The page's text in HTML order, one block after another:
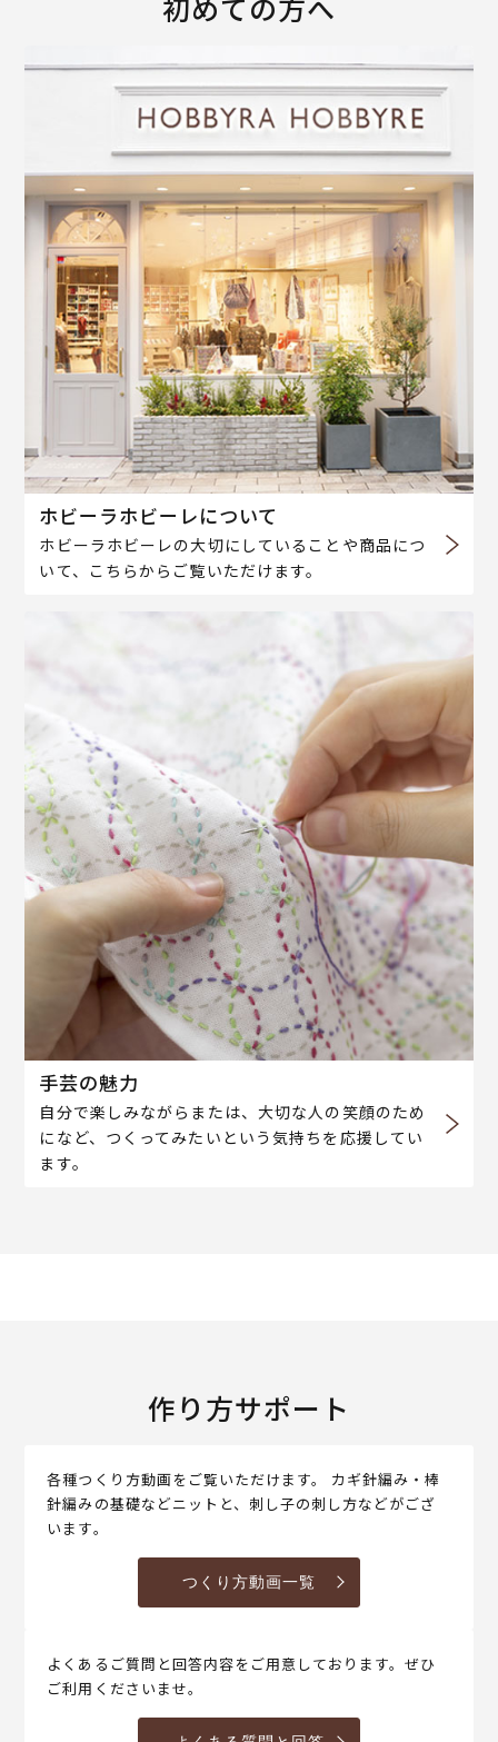
初めての方へ
ホビーラホビーレについて
ホビーラホビーレの大切にしていることや商品につ
いて、こちらからご覧いただけます。
手芸の魅力
自分で楽しみながらまたは、大切な人の笑顔のため
になど、つくってみたいという気持ちを応援してい
ます。
作り方サポート
各種つくり方動画をご覧いただけます。 カギ針編み・棒
針編みの基礎などニットと、刺し子の刺し方などがござ
います。
つくり方動画一覧
よくあるご質問と回答内容をご用意しております。ぜひ
ご利用くださいませ。